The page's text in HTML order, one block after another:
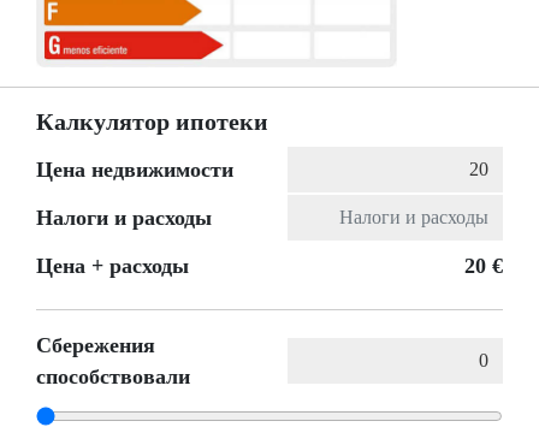
Калкулятор ипотеки
Цена недвижимости
Налоги и расходы
Цена + расходы
20 €
Сбережения
способствовали